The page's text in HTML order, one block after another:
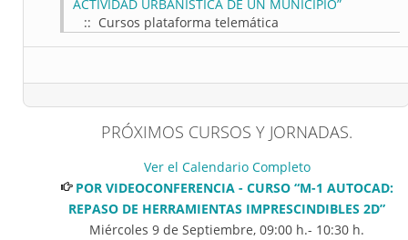
ACTIVIDAD URBANÍSTICA DE UN MUNICIPIO”
:: Cursos plataforma telemática
PRÓXIMOS CURSOS Y JORNADAS.
Ver el Calendario Completo
POR VIDEOCONFERENCIA - CURSO “M-1 AUTOCAD:
REPASO DE HERRAMIENTAS IMPRESCINDIBLES 2D”
Miércoles 9 de Septiembre, 09:00 h.- 10:30 h.